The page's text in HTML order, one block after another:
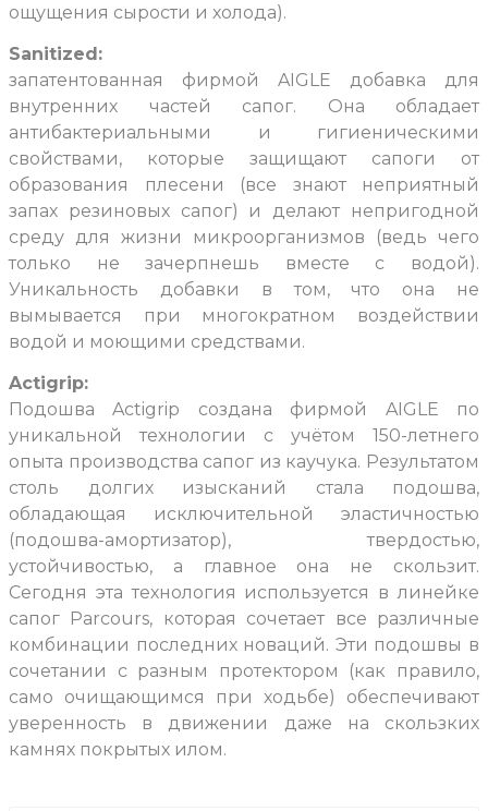
ощущения сырости и холода).
Sanitized:
запатентованная фирмой AIGLE добавка для
внутренних частей сапог. Она обладает
антибактериальными и гигиеническими
свойствами, которые защищают сапоги от
образования плесени (все знают неприятный
запах резиновых сапог) и делают непригодной
среду для жизни микроорганизмов (ведь чего
только не зачерпнешь вместе с водой).
Уникальность добавки в том, что она не
вымывается при многократном воздействии
водой и моющими средствами.
Actigrip:
Подошва Actigrip создана фирмой AIGLE по
уникальной технологии с учётом 150-летнего
опыта производства сапог из каучука. Результатом
столь долгих изысканий стала подошва,
обладающая исключительной эластичностью
(подошва-амортизатор), твердостью,
устойчивостью, а главное она не скользит.
Сегодня эта технология используется в линейке
сапог Parcours, которая сочетает все различные
комбинации последних новаций. Эти подошвы в
сочетании с разным протектором (как правило,
само очищающимся при ходьбе) обеспечивают
уверенность в движении даже на скользких
камнях покрытых илом.